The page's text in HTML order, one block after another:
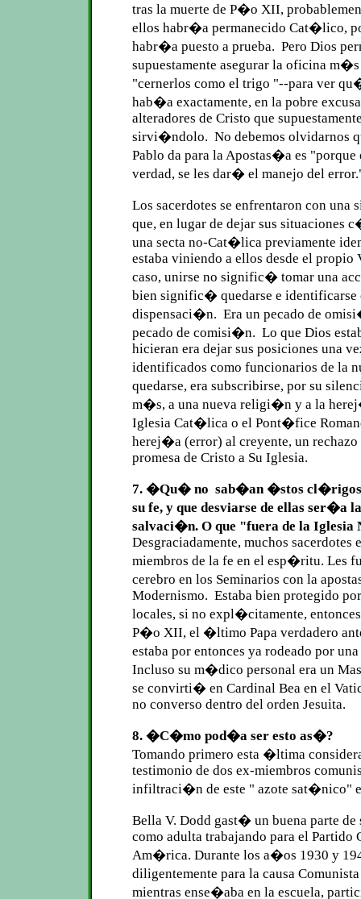
tras la muerte de P�o XII,
ellos habr�a permanecido Cat�lico,
habr�a puesto a prueba. Pero Dios
supuestamente asegurar la oficina
"cernerlos como el trigo "--para ver
hab�a exactamente, en la pobre
alteradores de Cristo que
sirvi�ndolo. No debemos olvidarnos
Pablo da para la Apostas�a es "porque
verdad, se les dar� el manejo del
Los sacerdotes se enfrentaron con
que, en lugar de dejar sus situaciones
una secta no-Cat�lica previamente
estaba viniendo a ellos desde el propio
caso, unirse no signific� tomar una
bien signific� quedarse e identificarse
dispensaci�n. Era un pecado de
pecado de comisi�n. Lo que Dios
hicieran era dejar sus posiciones una
identificados como funcionarios de la
quedarse, era subscribirse, por su
m�s, a una nueva religi�n y a la
Iglesia Cat�lica o el Pont�fice
herej�a (error) al creyente, un
promesa de Cristo a Su Iglesia.
7. �Qu� no sab�an �stos cl�rigos
su fe, y que desviarse de ellas ser�a
salvaci�n. O que "fuera de la Iglesia
Desgraciadamente, muchos sacerdotes
miembros de la fe en el esp�ritu. Les
cerebro en los Seminarios con la
Modernismo. Estaba bien protegido
locales, si no expl�citamente,
P�o XII, el �ltimo Papa verdadero
estaba por entonces ya rodeado por
Incluso su m�dico personal era un
se convirti� en Cardinal Bea en el
no converso dentro del orden Jesuita.
8. �C�mo pod�a ser esto as�?
Tomando primero esta �ltima
testimonio de dos ex-miembros
infiltraci�n de este " azote sat�nico"
Bella V. Dodd gast� un buena parte
como adulta trabajando para el Partido
Am�rica. Durante los a�os 1930 y
diligentemente para la causa
mientras ense�aba en la escuela,